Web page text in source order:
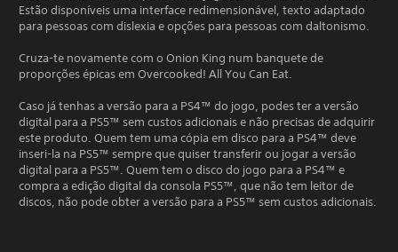
Estão disponíveis uma interface redimensionável, texto adaptado
para pessoas com dislexia e opções para pessoas com daltonismo.
Cruza-te novamente com o Onion King num banquete de
proporções épicas em Overcooked! All You Can Eat.
Caso já tenhas a versão para a PS4™ do jogo, podes ter a versão
digital para a PS5™ sem custos adicionais e não precisas de adquirir
este produto. Quem tem uma cópia em disco para a PS4™ deve
inseri-la na PS5™ sempre que quiser transferir ou jogar a versão
digital para a PS5™. Quem tem o disco do jogo para a PS4™ e
compra a edição digital da consola PS5™, que não tem leitor de
discos, não pode obter a versão para a PS5™ sem custos adicionais.